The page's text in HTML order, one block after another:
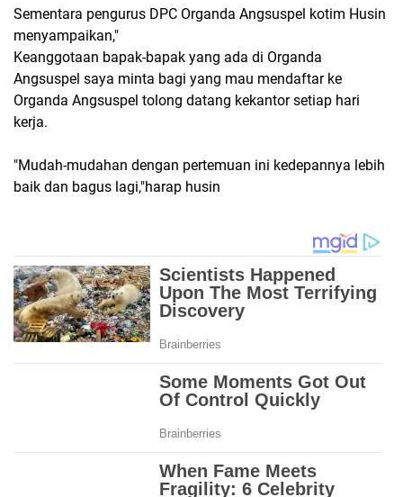
Sementara pengurus DPC Organda Angsuspel kotim Husin
menyampaikan,"
Keanggotaan bapak-bapak yang ada di Organda
Angsuspel saya minta bagi yang mau mendaftar ke
Organda Angsuspel tolong datang kekantor setiap hari
kerja.
"Mudah-mudahan dengan pertemuan ini kedepannya lebih
baik dan bagus lagi,"harap husin